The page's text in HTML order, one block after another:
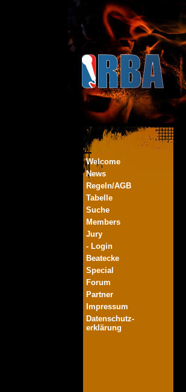
Welcome
News
Regeln/AGB
Tabelle
Suche
Members
Jury
- Login
Beatecke
Special
Forum
Partner
Impressum
Datenschutz-
erklärung